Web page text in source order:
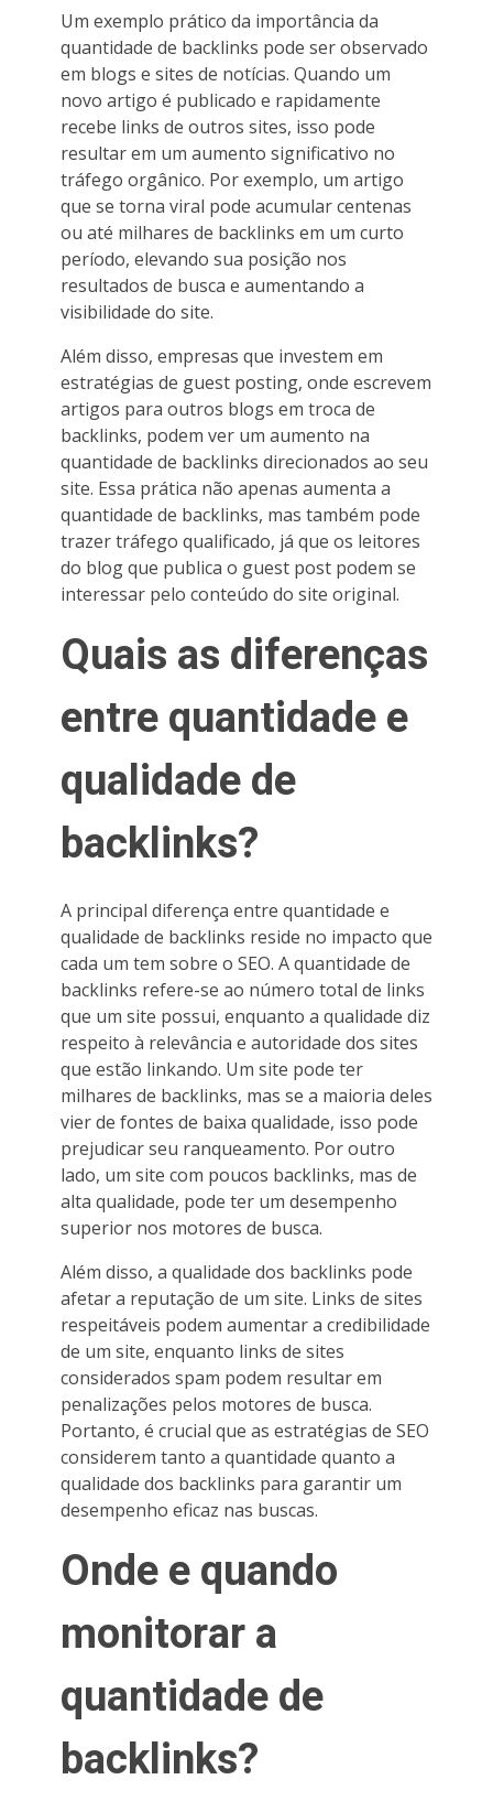
Um exemplo prático da importância da
quantidade de backlinks pode ser observado
em blogs e sites de notícias. Quando um
novo artigo é publicado e rapidamente
recebe links de outros sites, isso pode
resultar em um aumento significativo no
tráfego orgânico. Por exemplo, um artigo
que se torna viral pode acumular centenas
ou até milhares de backlinks em um curto
período, elevando sua posição nos
resultados de busca e aumentando a
visibilidade do site.
Além disso, empresas que investem em
estratégias de guest posting, onde escrevem
artigos para outros blogs em troca de
backlinks, podem ver um aumento na
quantidade de backlinks direcionados ao seu
site. Essa prática não apenas aumenta a
quantidade de backlinks, mas também pode
trazer tráfego qualificado, já que os leitores
do blog que publica o guest post podem se
interessar pelo conteúdo do site original.
Quais as diferenças
entre quantidade e
qualidade de
backlinks?
A principal diferença entre quantidade e
qualidade de backlinks reside no impacto que
cada um tem sobre o SEO. A quantidade de
backlinks refere-se ao número total de links
que um site possui, enquanto a qualidade diz
respeito à relevância e autoridade dos sites
que estão linkando. Um site pode ter
milhares de backlinks, mas se a maioria deles
vier de fontes de baixa qualidade, isso pode
prejudicar seu ranqueamento. Por outro
lado, um site com poucos backlinks, mas de
alta qualidade, pode ter um desempenho
superior nos motores de busca.
Além disso, a qualidade dos backlinks pode
afetar a reputação de um site. Links de sites
respeitáveis podem aumentar a credibilidade
de um site, enquanto links de sites
considerados spam podem resultar em
penalizações pelos motores de busca.
Portanto, é crucial que as estratégias de SEO
considerem tanto a quantidade quanto a
qualidade dos backlinks para garantir um
desempenho eficaz nas buscas.
Onde e quando
monitorar a
quantidade de
backlinks?